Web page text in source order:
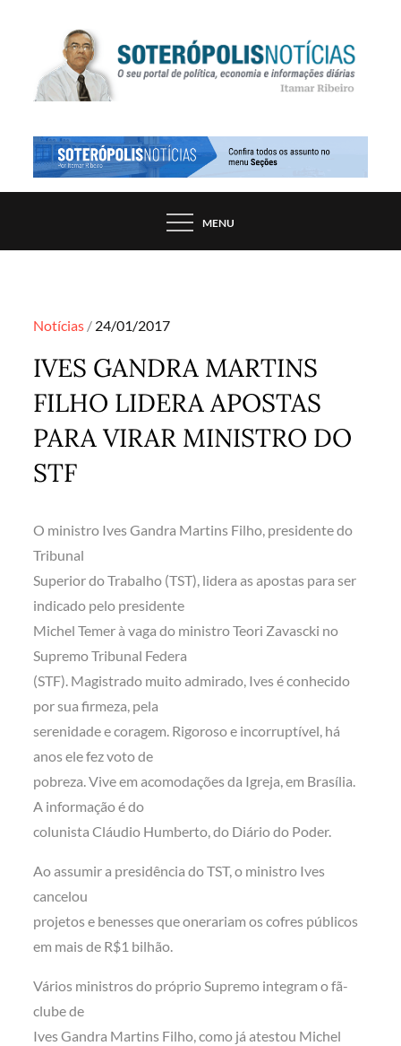
SOTERÓPOLIS NOTÍCIAS
PORTAL DE NOTÍCIAS DE SALVADOR E
MENU
Notícias Posted
24/01/2017
IVES GANDRA MARTINS
FILHO LIDERA APOSTAS
PARA VIRAR MINISTRO DO
STF
O ministro Ives Gandra Martins Filho, presidente do
Tribunal
Superior do Trabalho (TST), lidera as apostas para ser
indicado pelo presidente
Michel Temer à vaga do ministro Teori Zavascki no
Supremo Tribunal Federa
(STF). Magistrado muito admirado, Ives é conhecido
por sua firmeza, pela
serenidade e coragem. Rigoroso e incorruptível, há
anos ele fez voto de
pobreza. Vive em acomodações da Igreja, em Brasília.
A informação é do
colunista Cláudio Humberto, do Diário do Poder.
Ao assumir a presidência do TST, o ministro Ives
cancelou
projetos e benesses que onerariam os cofres públicos
em mais de R$1 bilhão.
Vários ministros do próprio Supremo integram o fã-
clube de
Ives Gandra Martins Filho, como já atestou Michel